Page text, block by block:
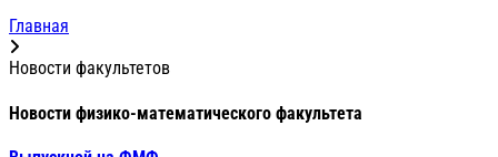
Главная
Новости факультетов
Новости физико-математического факультета